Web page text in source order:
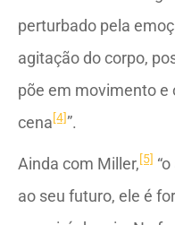
perturbado pela
agitação do corpo,
põe em movimento e
cena[4]”.
Ainda com Miller,[5]
ao seu futuro, ele é